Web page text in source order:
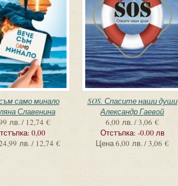
само минало
Славенина
лв. / 12,74 €
0,00
лв. / 12,74 €
SOS. Спасите наши души
Александр Гаевой
6,00 лв. / 3,06 €
Отстъпка: -0.00 лв
Цена6,00 лв. / 3,06 €